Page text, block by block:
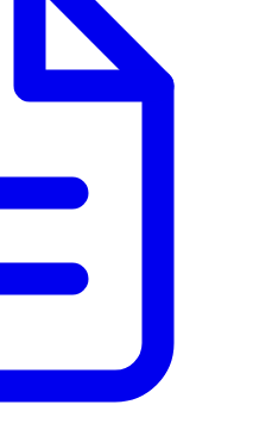
tror att du är gravid eller
läkare eller
detta läkemedel.
Ljuskänsligt.
av Thymus vulgaris L.
0,22 mg timjanolja, av
(läkemalva), rot,
rot från läkemalva.
xylitol (E 967),